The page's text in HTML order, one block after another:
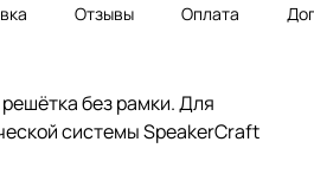
Отзывы Оплата
без рамки. Для
системы SpeakerCraft